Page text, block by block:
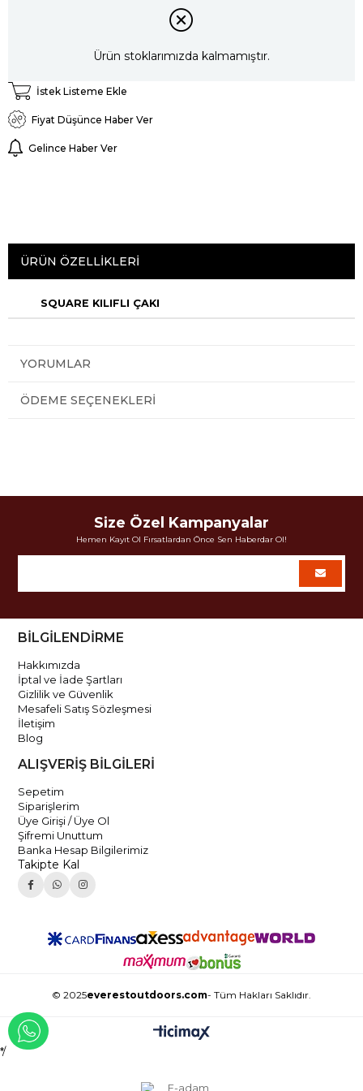
Ürün stoklarımızda kalmamıştır.
İstek Listeme Ekle
Fiyat Düşünce Haber Ver
Gelince Haber Ver
ÜRÜN ÖZELLIKLERI
SQUARE KILIFLI ÇAKI
YORUMLAR
ÖDEME SEÇENEKLERI
Size Özel Kampanyalar
Hemen Kayıt Ol Fırsatlardan Önce Sen Haberdar Ol!
BİLGİLENDİRME
Hakkımızda
İptal ve İade Şartları
Gizlilik ve Güvenlik
Mesafeli Satış Sözleşmesi
İletişim
Blog
ALIŞVERİŞ BİLGİLERİ
Sepetim
Siparişlerim
Üye Girişi / Üye Ol
Şifremi Unuttum
Banka Hesap Bilgilerimiz
Takipte Kal
© 2025everestoutdoors.com- Tüm Hakları Saklıdır.
*/
WHATSAPP İLE İLETİŞİME GEÇ